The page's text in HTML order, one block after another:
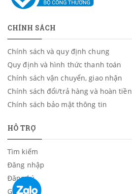
CHÍNH SÁCH
Chính sách và quy định chung
Quy định và hình thức thanh toán
Chính sách vận chuyển, giao nhận
Chính sách đổi/trả hàng và hoàn tiền
Chính sách bảo mật thông tin
HỖ TRỢ
Tìm kiếm
Đăng nhập
Đăng ký
Giỏ hàng